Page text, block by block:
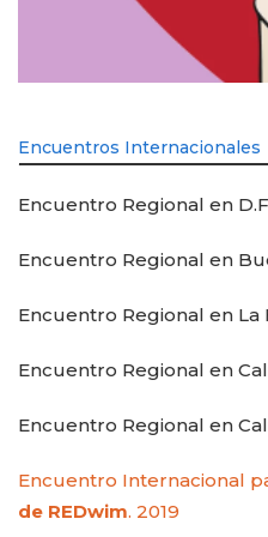
Encuentros Internacionales
Encuentro Regional en
Encuentro Regional en
Encuentro Regional en La
Encuentro Regional en
Encuentro Regional en
Encuentro Internacional
de REDwim. 2019